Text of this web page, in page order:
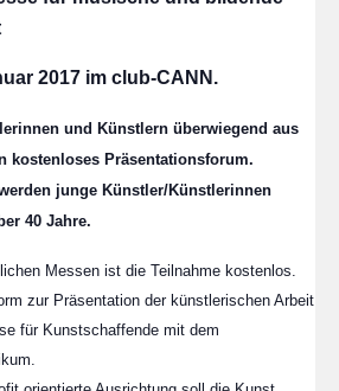
2017 im club-CANN.
und Künstlern überwiegend aus
kostenloses Präsentationsforum.
junge Künstler/Künstlerinnen
40 Jahre.
Messen ist die Teilnahme kostenlos.
zur Präsentation der künstlerischen Arbeit
für Kunstschaffende mit dem